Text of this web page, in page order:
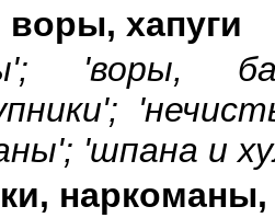
хапуги
'воры,
'шпана и